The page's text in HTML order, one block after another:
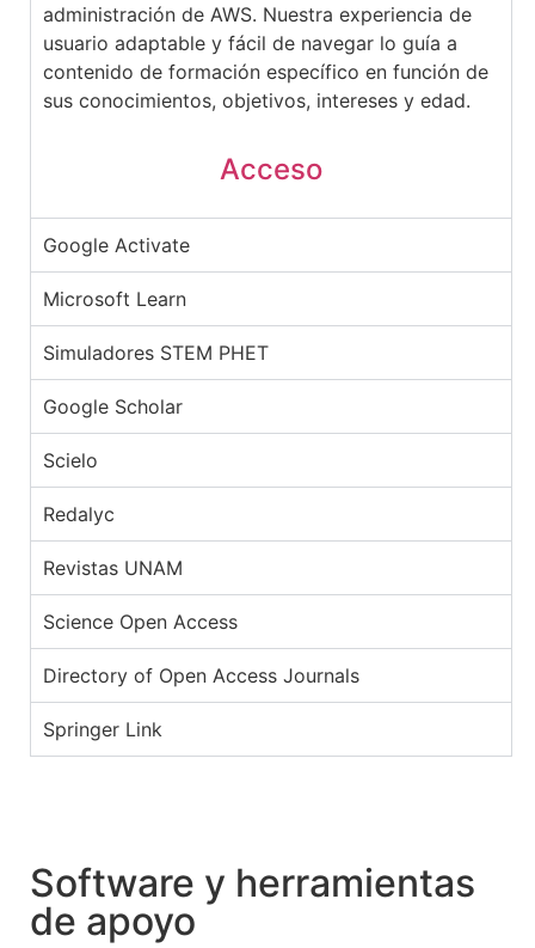
administración de AWS. Nuestra experiencia de
usuario adaptable y fácil de navegar lo guía a
contenido de formación específico en función de
sus conocimientos, objetivos, intereses y edad.
Acceso
Google Activate
Microsoft Learn
Simuladores STEM PHET
Google Scholar
Scielo
Redalyc
Revistas UNAM
Science Open Access
Directory of Open Access Journals
Springer Link
Software y herramientas
de apoyo